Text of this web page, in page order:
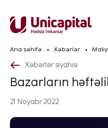
Ana səhifə Xəbərlər
Xəbərlər siyahısı
Bazarların
21 Noyabr 2022